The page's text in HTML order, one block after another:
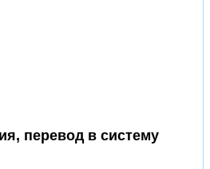
перевод в систему